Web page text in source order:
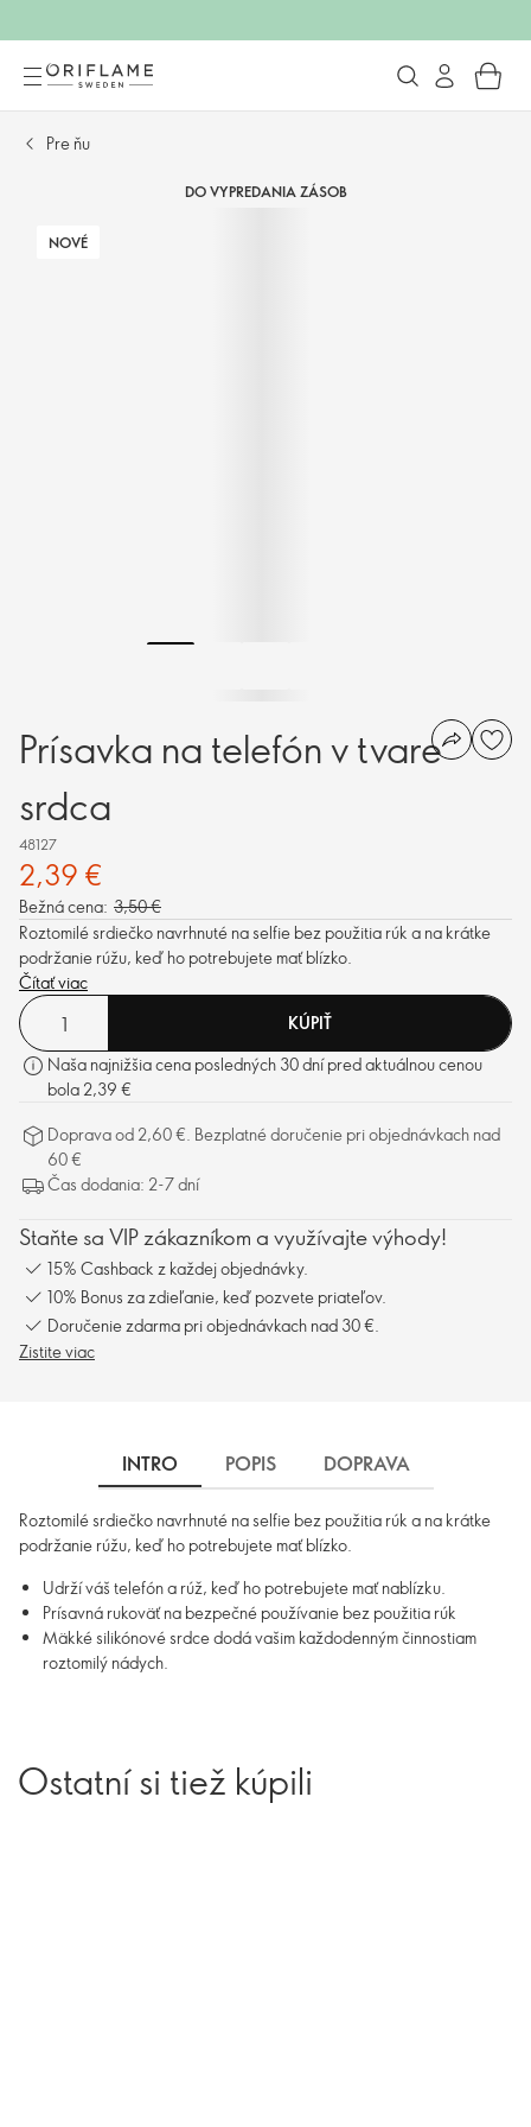
Pre ňu
DO VYPREDANIA ZÁSOB
NOVÉ
Prísavka na telefón v tvare
srdca
48127
2,39 €
Bežná cena: 3,50 €
Roztomilé srdiečko navrhnuté na selfie bez použitia rúk a na krátke
podržanie rúžu, keď ho potrebujete mať blízko.
Čítať viac
KÚPIŤ
Naša najnižšia cena posledných 30 dní pred aktuálnou cenou
bola 2,39 €
Doprava od 2,60 €. Bezplatné doručenie pri objednávkach nad
60 €
Čas dodania: 2-7 dní
Staňte sa VIP zákazníkom a využívajte výhody!
15% Cashback z každej objednávky.
10% Bonus za zdieľanie, keď pozvete priateľov.
Doručenie zdarma pri objednávkach nad 30 €.
Zistite viac
INTRO POPIS DOPRAVA
Roztomilé srdiečko navrhnuté na selfie bez použitia rúk a na krátke
podržanie rúžu, keď ho potrebujete mať blízko.
Udrží váš telefón a rúž, keď ho potrebujete mať nablízku.
Prísavná rukoväť na bezpečné používanie bez použitia rúk
Mäkké silikónové srdce dodá vašim každodenným činnostiam
roztomilý nádych.
Ostatní si tiež kúpili